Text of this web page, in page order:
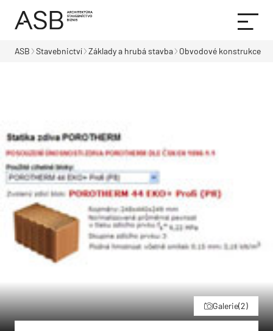
ASB Stavebnictví Základy a hrubá stavba Obvodové konstrukce
Galerie(2)